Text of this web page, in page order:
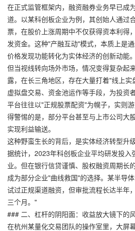
在正式监管框架内，融资融券业务早已成
道。以某科创板企业为例，其创始人通过
票，在股价上涨周期中不仅获得资本利得
发资金。这种"产融互动"模式，本质上是
价格发现功能转化为实体经济的创新动能。
但当视线转向场外市场，情况变得复杂起
露，在长三角地区，存在大量打着"线上
虚拟盘交易、资金池运作等手段，为投资
平台往往以"正规股票配资"为幌子，实则
得警惕的是，部分平台甚至与上市公司大
实现利益输送。
这种野蛮生长的背后，是实体经济转型升
据统计，2023年科创板企业平均研发投入
业。但在银行信贷谨慎、股权融资周期长
成为部分企业"曲线救国"的选择。某半导
试过正规渠道融资，但审批流程长达半年
三个月。"
### 二、杠杆的阴阳面：收益放大镜下的
在杭州某量化交易团队的操作室里，大屏